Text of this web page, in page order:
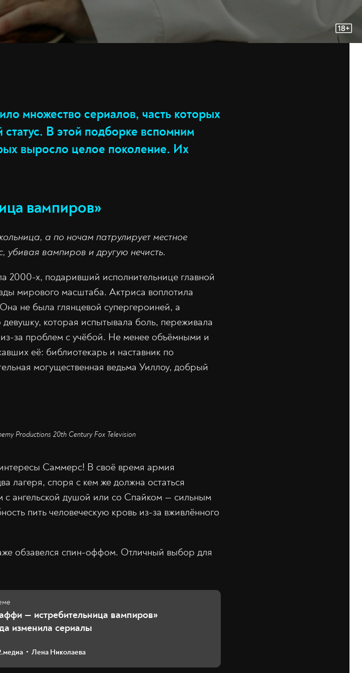
множество сериалов, часть которых
В этой подборке вспомним
выросло целое поколение. Их
вампиров»
а по ночам патрулирует местное
убивая вампиров и другую нечисть.
2000-х, подаривший исполнительнице главной
мирового масштаба. Актриса воплотила
не была глянцевой супергероиней, а
которая испытывала боль, переживала
за проблем с учёбой. Не менее объёмными и
её: библиотекарь и наставник по
могущественная ведьма Уиллоу, добрый
Productions 20th Century Fox Television
Саммерс! В своё время армия
лагеря, споря с кем же должна остаться
с ангельской душой или со Спайком — сильным
пить человеческую кровь из-за вживлённого
обзавелся спин-оффом. Отличный выбор для
— истребительница вампиров»
изменила сериалы
Лена Николаева